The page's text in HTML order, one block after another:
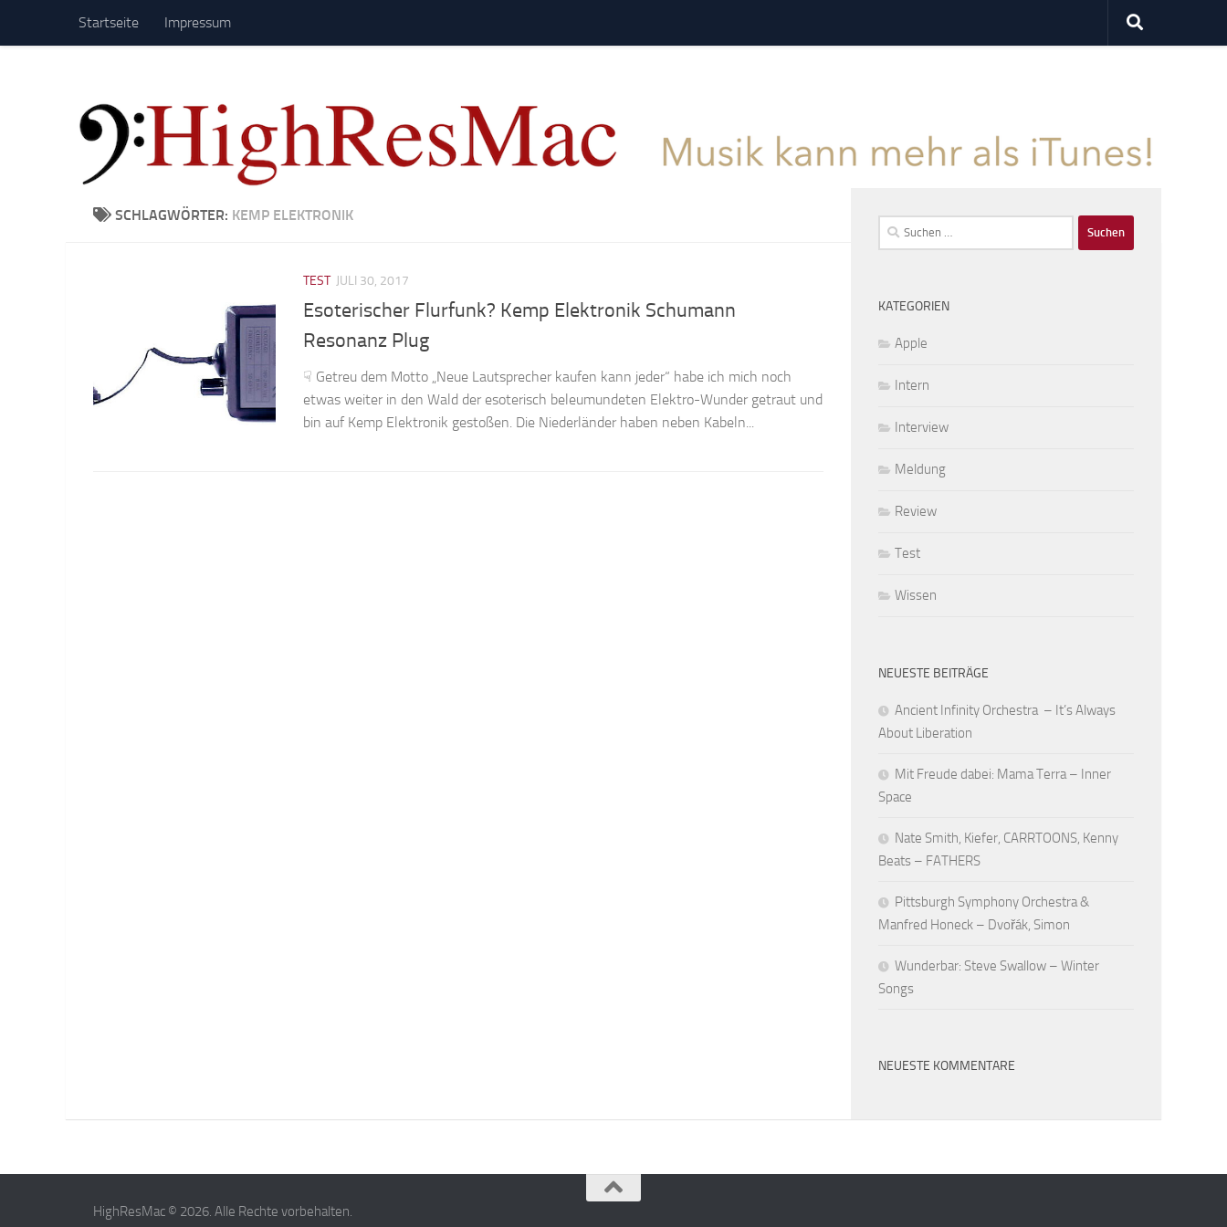
Zum Inhalt springen
Startseite Impressum
SCHLAGWÖRTER: KEMP ELEKTRONIK
TEST JULI 30, 2017
Esoterischer Flurfunk? Kemp Elektronik Schumann
Resonanz Plug
☟ Getreu dem Motto „Neue Lautsprecher kaufen kann jeder“ habe ich mich noch
etwas weiter in den Wald der esoterisch beleumundeten Elektro-Wunder getraut und
bin auf Kemp Elektronik gestoßen. Die Niederländer haben neben Kabeln...
Suchen
nach:
KATEGORIEN
Apple
Intern
Interview
Meldung
Review
Test
Wissen
NEUESTE BEITRÄGE
Ancient Infinity Orchestra – It’s Always
About Liberation
Mit Freude dabei: Mama Terra – Inner
Space
Nate Smith, Kiefer, CARRTOONS, Kenny
Beats – FATHERS
Pittsburgh Symphony Orchestra &
Manfred Honeck – Dvořák, Simon
Wunderbar: Steve Swallow – Winter
Songs
NEUESTE KOMMENTARE
HighResMac © 2026. Alle Rechte vorbehalten.